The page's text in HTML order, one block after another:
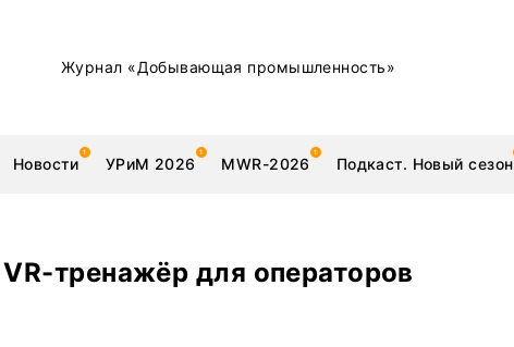
Журнал «Добывающая промышленность»
Новости УРиМ 2026 MWR-2026 Подкаст. Новый сезон
тренажёр для операторов